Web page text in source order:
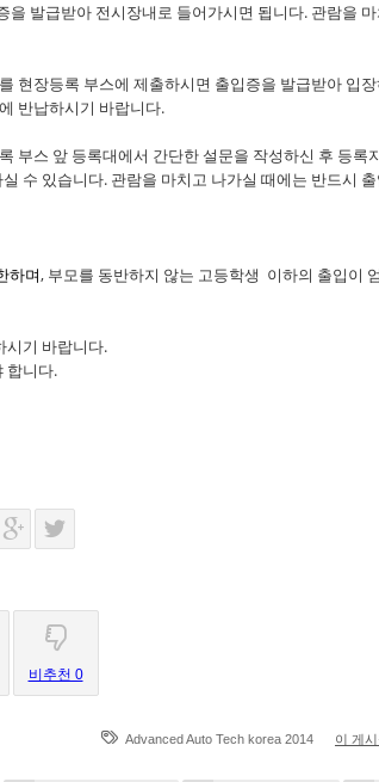
발급받아 전시장내로 들어가시면 됩니다. 관람을 마
현장등록 부스에 제출하시면 출입증을 발급받아 입장
반납하시기 바랍니다.
부스 앞 등록대에서 간단한 설문을 작성하신 후 등록
수 있습니다. 관람을 마치고 나가실 때에는 반드시
하며, 부모를 동반하지 않는 고등학생 이하의 출입이
시기 바랍니다.
합니다.
비추천 0
Advanced Auto Tech korea 2014 이 게